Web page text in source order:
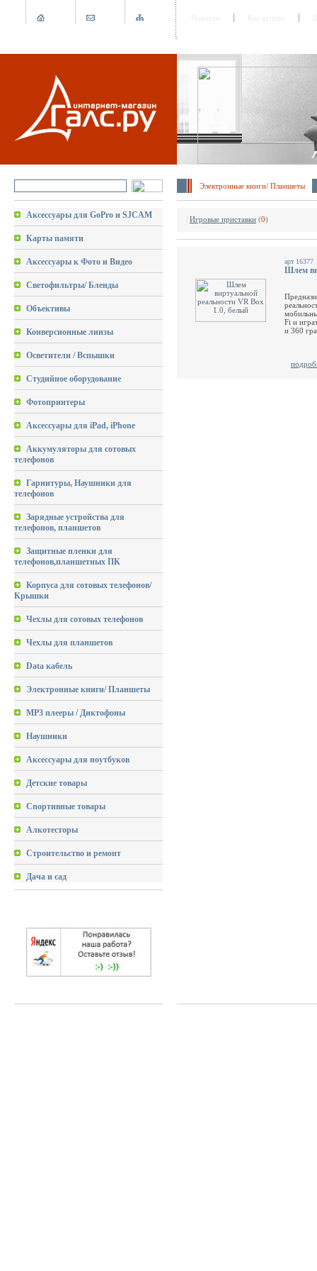
Электронные книги/ Планшеты
Аксессуары для GoPro и SJCAM
Карты памяти
Аксессуары к Фото и Видео
Светофильтры/ Бленды
Объективы
Конверсионные линзы
Осветители / Вспышки
Студийное оборудование
Фотопринтеры
Аксессуары для iPad, iPhone
Аккумуляторы для сотовых
телефонов
Гарнитуры, Наушники для
телефонов
Зарядные устройства для
телефонов, планшетов
Защитные пленки для
телефонов,планшетных ПК
Корпуса для сотовых телефонов/
Крышки
Чехлы для сотовых телефонов
Чехлы для планшетов
Data кабель
Электронные книги/ Планшеты
MP3 плееры / Диктофоны
Наушники
Аксессуары для ноутбуков
Детские товары
Спортивные товары
Алкотесторы
Строительство и ремонт
Дача и сад
Игровые приставки (0)
арт 16377
Шлем
Fi и
и 360